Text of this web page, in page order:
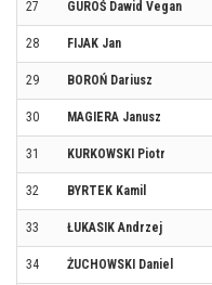
27 GUROŚ Dawid Vegan
28 FIJAK Jan
29 BOROŃ Dariusz
30 MAGIERA Janusz
31 KURKOWSKI Piotr
32 BYRTEK Kamil
33 ŁUKASIK Andrzej
34 ŻUCHOWSKI Daniel